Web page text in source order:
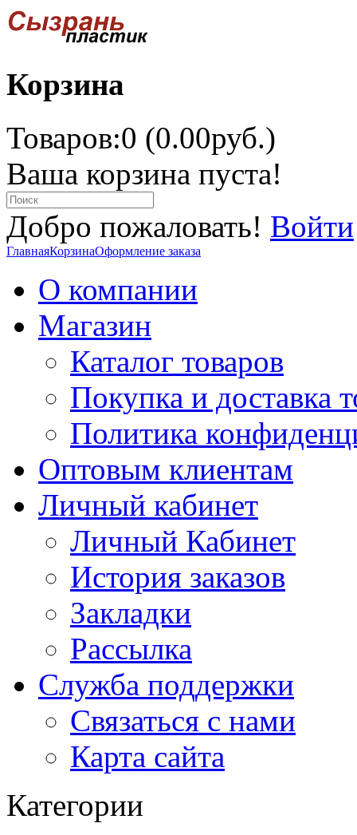
Корзина
Товаров:0 (0.00руб.)
Ваша корзина пуста!
Добро пожаловать! Войти
ГлавнаяКорзинаОформление заказа
О компании
Магазин
Каталог товаров
Покупка и доставка
Политика
Оптовым клиентам
Личный кабинет
Личный Кабинет
История заказов
Закладки
Рассылка
Служба поддержки
Связаться с нами
Карта сайта
Категории